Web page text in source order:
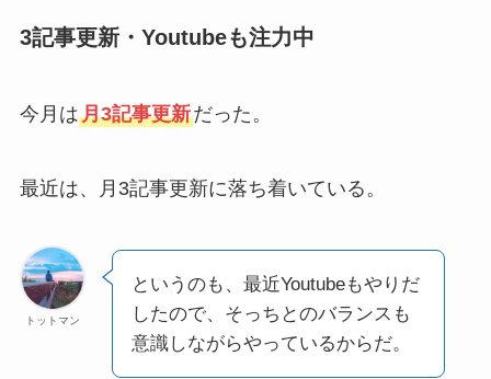
3記事更新・Youtubeも注力中
今月は月3記事更新だった。
最近は、月3記事更新に落ち着いている。
トットマン
というのも、最近Youtubeもやりだ
したので、そっちとのバランスも
意識しながらやっているからだ。